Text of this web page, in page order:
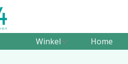
Winkel Home